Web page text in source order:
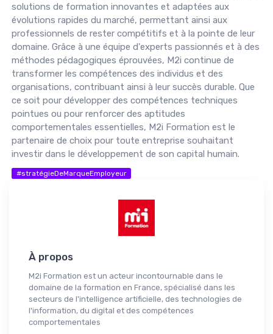
solutions de formation innovantes et adaptées aux
évolutions rapides du marché, permettant ainsi aux
professionnels de rester compétitifs et à la pointe de leur
domaine. Grâce à une équipe d'experts passionnés et à des
méthodes pédagogiques éprouvées, M2i continue de
transformer les compétences des individus et des
organisations, contribuant ainsi à leur succès durable. Que
ce soit pour développer des compétences techniques
pointues ou pour renforcer des aptitudes
comportementales essentielles, M2i Formation est le
partenaire de choix pour toute entreprise souhaitant
investir dans le développement de son capital humain.
#stratégieDeMarqueEmployeur
À propos
M2i Formation est un acteur incontournable dans le
domaine de la formation en France, spécialisé dans les
secteurs de l'intelligence artificielle, des technologies de
l'information, du digital et des compétences
comportementales